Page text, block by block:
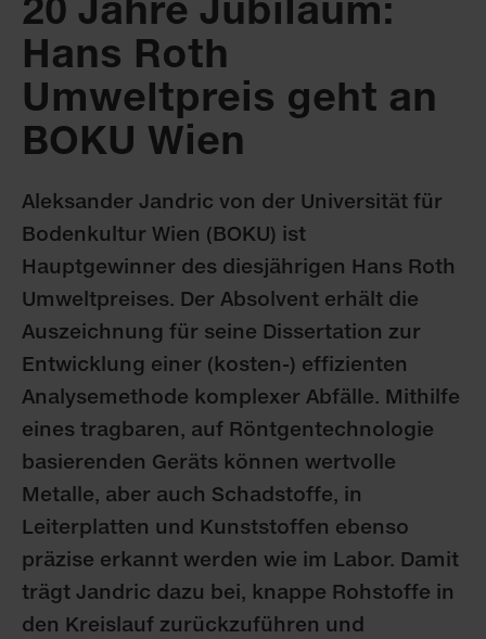
20 Jahre Jubiläum:
Hans Roth
Umweltpreis geht an
BOKU Wien
Aleksander Jandric von der Universität für
Bodenkultur Wien (BOKU) ist
Hauptgewinner des diesjährigen Hans Roth
Umweltpreises. Der Absolvent erhält die
Auszeichnung für seine Dissertation zur
Entwicklung einer (kosten-) effizienten
Analysemethode komplexer Abfälle. Mithilfe
eines tragbaren, auf Röntgentechnologie
basierenden Geräts können wertvolle
Metalle, aber auch Schadstoffe, in
Leiterplatten und Kunststoffen ebenso
präzise erkannt werden wie im Labor. Damit
trägt Jandric dazu bei, knappe Rohstoffe in
den Kreislauf zurückzuführen und